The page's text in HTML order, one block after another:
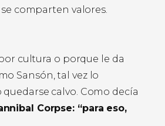
comparten valores.
cultura o porque le da
Sansón, tal vez lo
calvo. Como decía
Corpse: “para eso,